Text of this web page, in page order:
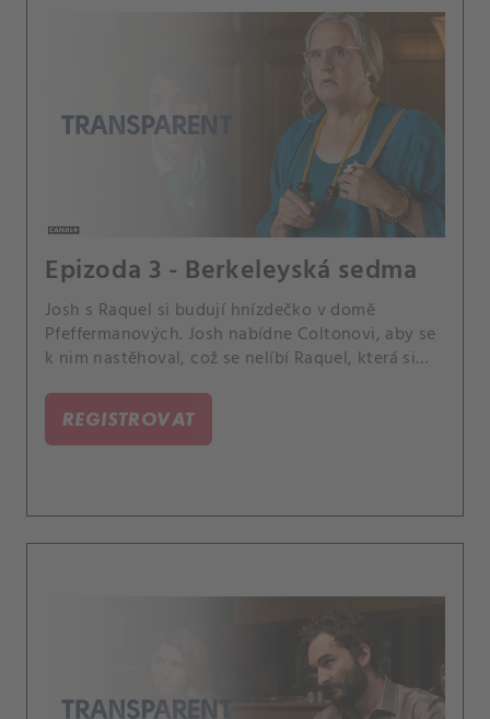
Epizoda 3 - Berkeleyská sedma
Josh s Raquel si budují hnízdečko v domě
Pfeffermanových. Josh nabídne Coltonovi, aby se
k nim nastěhoval, což se nelíbí Raquel, která si
REGISTROVAT